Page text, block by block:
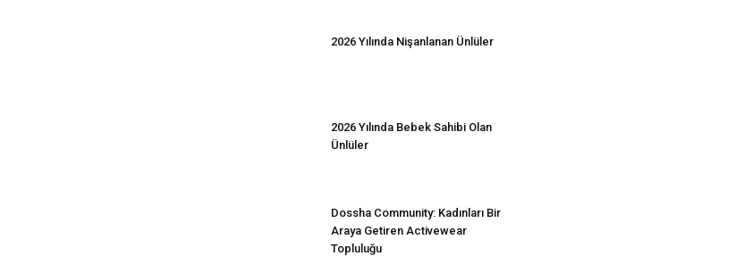
2026 Yılında Nişanlanan Ünlüler
2026 Yılında Bebek Sahibi Olan
Ünlüler
Dossha Community: Kadınları Bir
Araya Getiren Activewear
Topluluğu